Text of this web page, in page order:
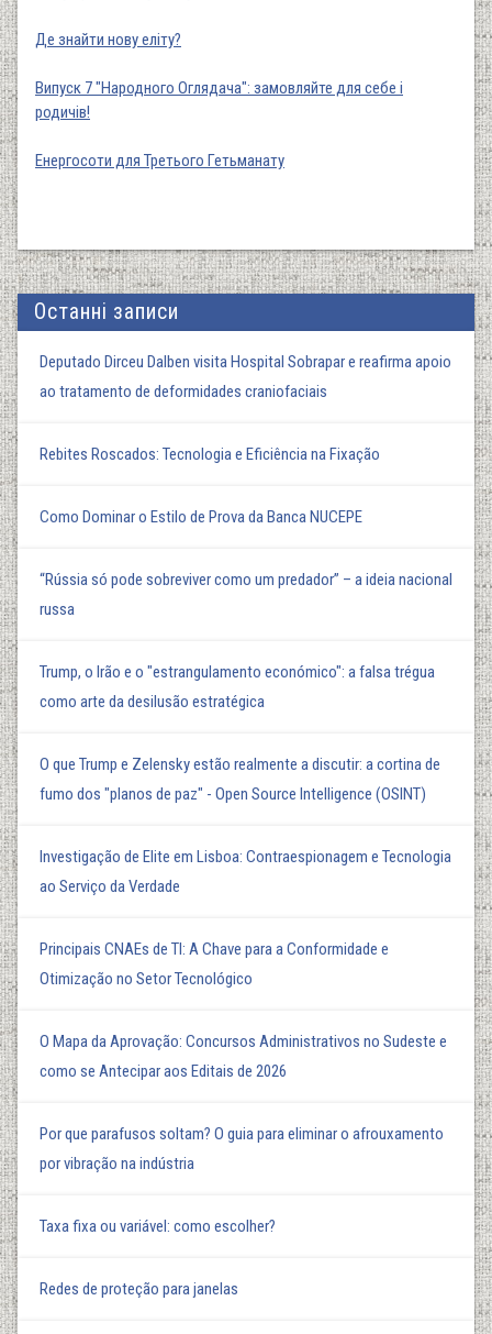
Де знайти нову еліту?
Випуск 7 "Народного Оглядача": замовляйте для себе і
родичів!
Енергосоти для Третього Гетьманату
Останні записи
Deputado Dirceu Dalben visita Hospital Sobrapar e reafirma apoio
ao tratamento de deformidades craniofaciais
Rebites Roscados: Tecnologia e Eficiência na Fixação
Como Dominar o Estilo de Prova da Banca NUCEPE
“Rússia só pode sobreviver como um predador” – a ideia nacional
russa
Trump, o Irão e o "estrangulamento económico": a falsa trégua
como arte da desilusão estratégica
O que Trump e Zelensky estão realmente a discutir: a cortina de
fumo dos "planos de paz" - Open Source Intelligence (OSINT)
Investigação de Elite em Lisboa: Contraespionagem e Tecnologia
ao Serviço da Verdade
Principais CNAEs de TI: A Chave para a Conformidade e
Otimização no Setor Tecnológico
O Mapa da Aprovação: Concursos Administrativos no Sudeste e
como se Antecipar aos Editais de 2026
Por que parafusos soltam? O guia para eliminar o afrouxamento
por vibração na indústria
Taxa fixa ou variável: como escolher?
Redes de proteção para janelas